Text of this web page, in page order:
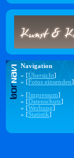
Navigation
» [Übersicht]
» [Fotos einsenden]
» [Impressum]
» [Datenschutz]
» [Werbung]
» [Statistik]